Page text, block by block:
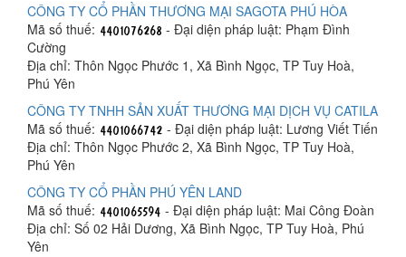
CÔNG TY CỔ PHẦN THƯƠNG MẠI SAGOTA PHÚ HÒA
Mã số thuế:
- Đại diện pháp luật: Phạm Đình
Cường
Địa chỉ: Thôn Ngọc Phước 1, Xã Bình Ngọc, TP Tuy Hoà,
Phú Yên
CÔNG TY TNHH SẢN XUẤT THƯƠNG MẠI DỊCH VỤ CATILA
Mã số thuế:
- Đại diện pháp luật: Lương Viết Tiến
Địa chỉ: Thôn Ngọc Phước 2, Xã Bình Ngọc, TP Tuy Hoà,
Phú Yên
CÔNG TY CỔ PHẦN PHÚ YÊN LAND
Mã số thuế:
- Đại diện pháp luật: Mai Công Đoàn
Địa chỉ: Số 02 Hải Dương, Xã Bình Ngọc, TP Tuy Hoà, Phú
Yên